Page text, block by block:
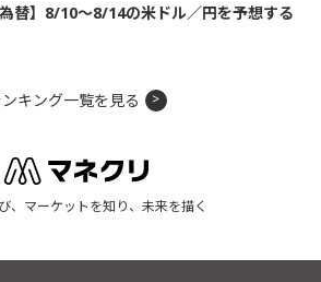
為替】8/10～8/14の米ドル／円を予想する
キング一覧を見る
、マーケットを知り、未来を描く